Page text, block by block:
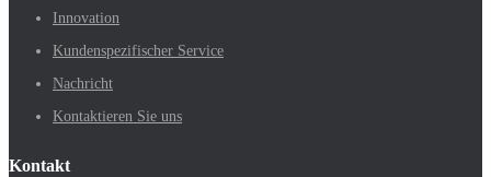
Innovation
Kundenspezifischer Service
Nachricht
Kontaktieren Sie uns
Kontakt